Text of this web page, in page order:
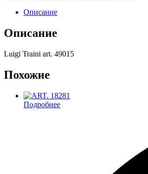
Описание
Описание
Luigi Traini art. 49015
Похожие
Подробнее